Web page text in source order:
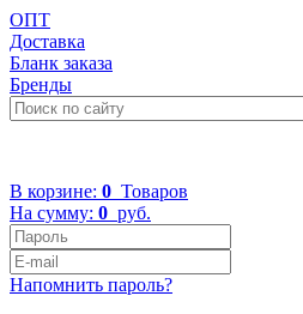
ОПТ
Доставка
Бланк заказа
Бренды
В корзине: 0 Товаров
На сумму: 0 руб.
Напомнить пароль?